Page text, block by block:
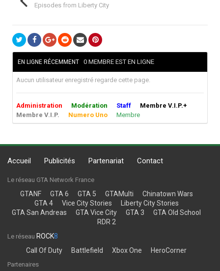
Episodes from Liberty City
EN LIGNE RÉCEMMENT 0 MEMBRE EST EN LIGNE
Aucun utilisateur enregistré regarde cette page.
Administration Modération Staff
Membre V.I.P.+
Membre V.I.P.
Numero Uno Membre
Accueil Publicités Partenariat Contact
Le réseau GTA Network France
GTANF GTA 6 GTA 5 GTAMulti
Chinatown Wars
GTA 4
Vice City Stories
Liberty City Stories
GTA San Andreas
GTA Vice City GTA 3
GTA Old School
RDR 2
Le réseau ROCK8
Call Of Duty
Battlefield Xbox One HeroCorner
Partenaires